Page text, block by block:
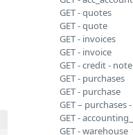
GET - quotes
GET - quote
GET - invoices
GET - invoice
GET - credit - note
GET - purchases
GET - purchase
GET – purchases
GET -
GET -